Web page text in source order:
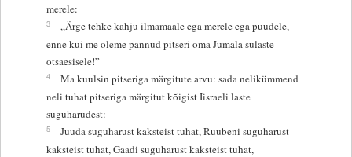
merele:
3
„Ärge tehke kahju ilmamaale ega merele ega puudele,
enne kui me oleme pannud pitseri oma Jumala sulaste
otsaesisele!”
4
Ma kuulsin pitseriga märgitute arvu: sada nelikümmend
neli tuhat pitseriga märgitut kõigist Iisraeli laste
suguharudest:
5
Juuda suguharust kaksteist tuhat, Ruubeni suguharust
kaksteist tuhat, Gaadi suguharust kaksteist tuhat,